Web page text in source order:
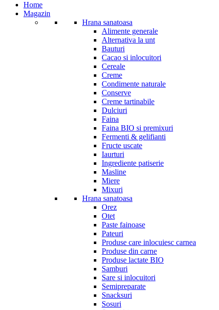
Home
Magazin
Hrana sanatoasa
Alimente generale
Alternativa la unt
Bauturi
Cacao si inlocuitori
Cereale
Creme
Condimente naturale
Conserve
Creme tartinabile
Dulciuri
Faina
Faina BIO si premixuri
Fermenti & gelifianti
Fructe uscate
Iaurturi
Ingrediente patiserie
Masline
Miere
Mixuri
Hrana sanatoasa
Orez
Otet
Paste fainoase
Pateuri
Produse care inlocuiesc carnea
Produse din carne
Produse lactate BIO
Samburi
Sare si inlocuitori
Semipreparate
Snacksuri
Sosuri